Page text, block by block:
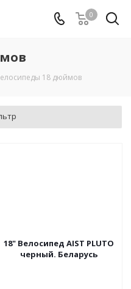
0
18 дюймов
18" Велосипед AIST PLUTO
черный. Беларусь